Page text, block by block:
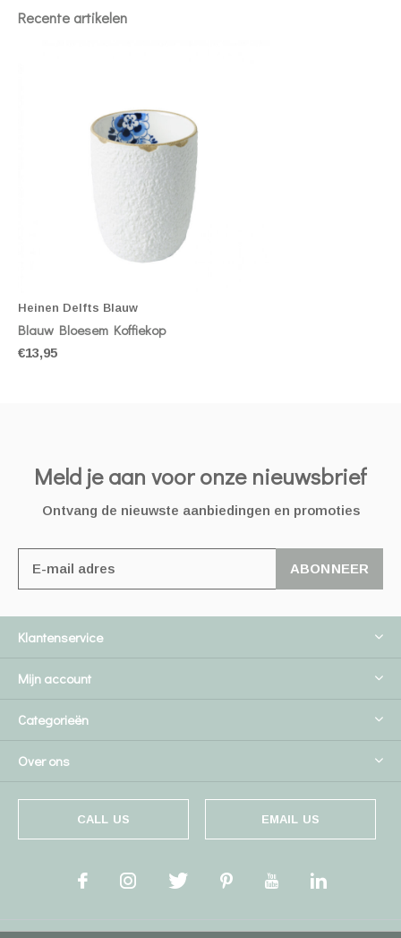
Recente artikelen
Heinen Delfts Blauw
Blauw Bloesem Koffiekop
€13,95
Meld je aan voor onze nieuwsbrief
Ontvang de nieuwste aanbiedingen en promoties
ABONNEER
Klantenservice
Mijn account
Categorieën
Over ons
CALL US EMAIL US